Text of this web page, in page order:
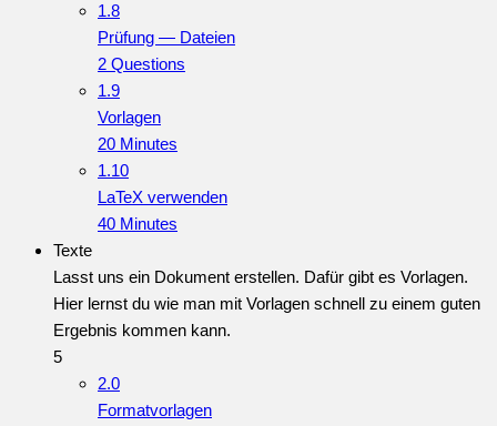
1.8
Prüfung — Dateien
2 Questions
1.9
Vorlagen
20 Minutes
1.10
LaTeX verwenden
40 Minutes
Texte
Lasst uns ein Dokument erstellen. Dafür gibt es Vorlagen.
Hier lernst du wie man mit Vorlagen schnell zu einem guten
Ergebnis kommen kann.
5
2.0
Formatvorlagen